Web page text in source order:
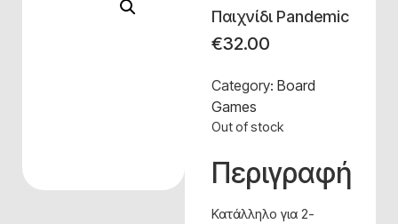
Παιχνίδι Pandemic
€32.00
Category: Board
Games
Out of stock
Περιγραφή
Κατάλληλο για 2-